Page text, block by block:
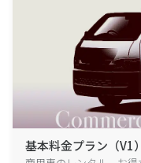
基本料金プラン（V1）